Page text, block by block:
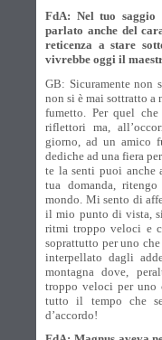
FdA: Nel tuo
parlato anche del
reticenza a stare
vivrebbe oggi il
GB: Sicuramente non
non si è mai sottratto
fumetto. Per quel
riflettori ma,
giorno, ad un amico
dediche ad una fiera
te la senti puoi anche
tua domanda,
mondo. Mi sento di
il mio punto di vista,
ritmi troppo veloci e
soprattutto per uno
interpellato dagli
montagna dove,
troppo veloci per uno
tutto il tempo che
d’accordo!